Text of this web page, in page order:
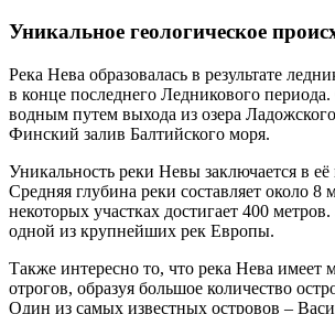
Уникальное геологическое
Река Нева образовалась в результате
в конце последнего Ледникового периода.
водным путем выхода из озера
Финский залив Балтийского моря.
Уникальность реки Невы заключается в
Средняя глубина реки составляет около 8
некоторых участках достигает 400
одной из крупнейших рек Европы.
Также интересно то, что река Нева имеет
отрогов, образуя большое количество
Один из самых известных островов –